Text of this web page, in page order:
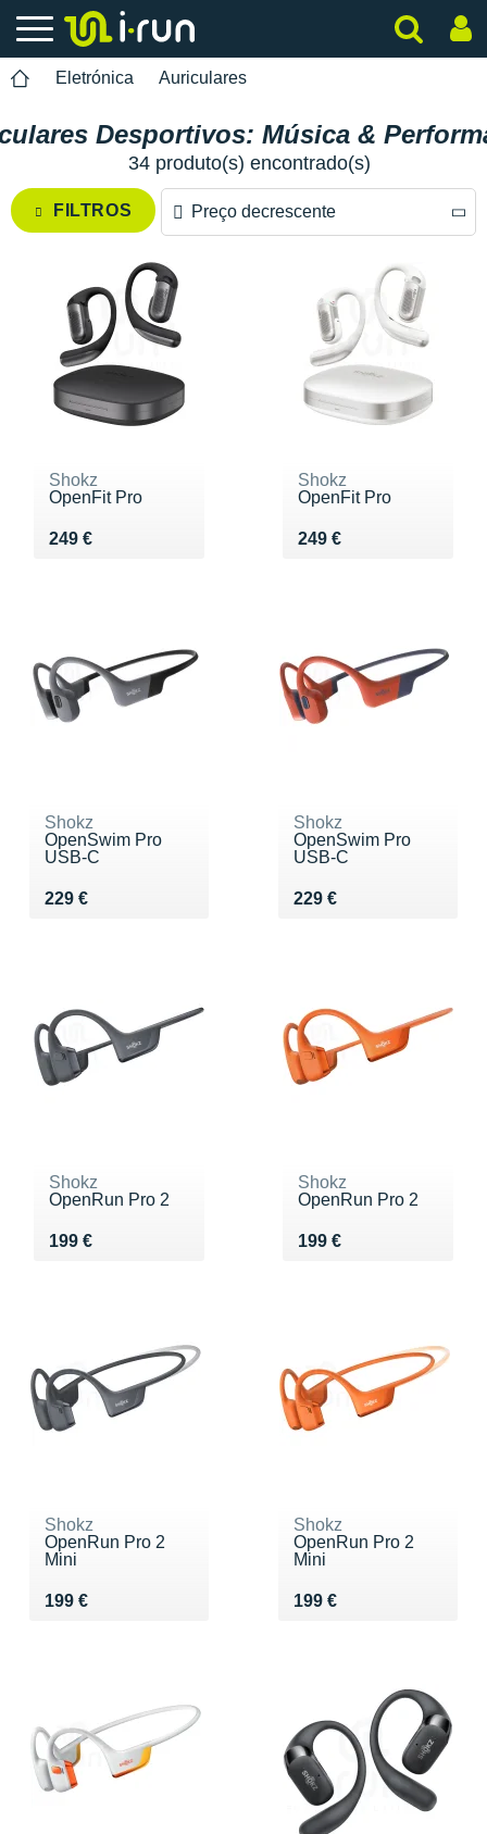
Eletrónica Auriculares
Desportivos: Música &
34 produto(s) encontrado(s)
FILTROS Preço decrescente
Shokz
OpenFit Pro
249 €
Vendu 249 €
Shokz
OpenFit Pro
249 €
Vendu 249 €
Shokz
OpenSwim Pro
USB-C
229 €
Vendu 229 €
Shokz
OpenSwim Pro
USB-C
229 €
Vendu 229 €
Shokz
OpenRun Pro 2
199 €
Vendu 199 €
Shokz
OpenRun Pro 2
199 €
Vendu 199 €
Shokz
OpenRun Pro 2
Mini
199 €
Vendu 199 €
Shokz
OpenRun Pro 2
Mini
199 €
Vendu 199 €